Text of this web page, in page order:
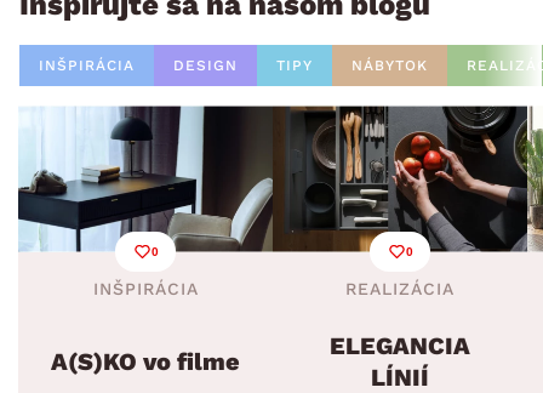
INŠPIRÁCIA DESIGN TIPY NÁBYTOK
0
INŠPIRÁCIA
A(S)KO vo filme
0
REALIZÁCIA
ELEGANCIA
LÍNIÍ